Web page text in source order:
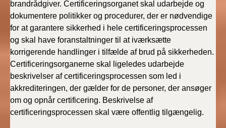
brandrådgiver. Certificeringsorganet skal udarbejde og
dokumentere politikker og procedurer, der er nødvendige
for at garantere sikkerhed i hele certificeringsprocessen
og skal have foranstaltninger til at iværksætte
korrigerende handlinger i tilfælde af brud på sikkerheden.
Certificeringsorganerne skal ligeledes udarbejde
beskrivelser af certificeringsprocessen som led i
akkrediteringen, der gælder for de personer, der ansøger
om og opnår certificering. Beskrivelse af
certificeringsprocessen skal være offentlig tilgængelig.